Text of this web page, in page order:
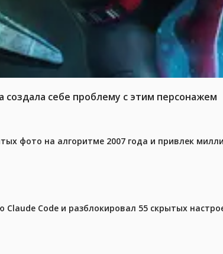
себе проблему с этим персонажем
фото на алгоритме 2007 года и привлек
Code и разблокировал 55 скрытых